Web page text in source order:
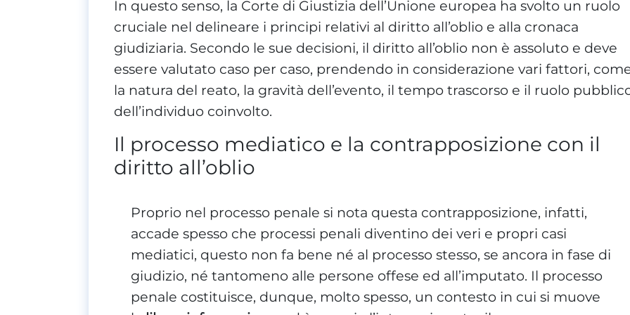
In questo senso, la Corte di Giustizia dell’Unione europea ha svolto un ruolo
cruciale nel delineare i principi relativi al diritto all’oblio e alla cronaca
giudiziaria. Secondo le sue decisioni, il diritto all’oblio non è assoluto e deve
essere valutato caso per caso, prendendo in considerazione vari fattori,
la natura del reato, la gravità dell’evento, il tempo trascorso e il ruolo
dell’individuo coinvolto.
Il processo mediatico e la contrapposizione con il
diritto all’oblio
Proprio nel processo penale si nota questa contrapposizione, infatti,
accade spesso che processi penali diventino dei veri e propri casi
mediatici, questo non fa bene né al processo stesso, se ancora in fase di
giudizio, né tantomeno alle persone offese ed all’imputato. Il processo
penale costituisce, dunque, molto spesso, un contesto in cui si muove